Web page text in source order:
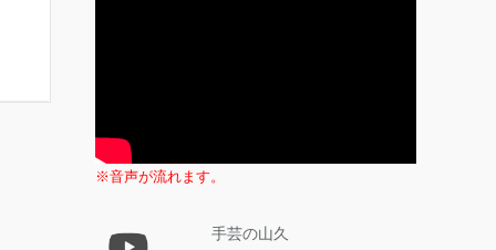
※音声が流れます。
手芸の山久